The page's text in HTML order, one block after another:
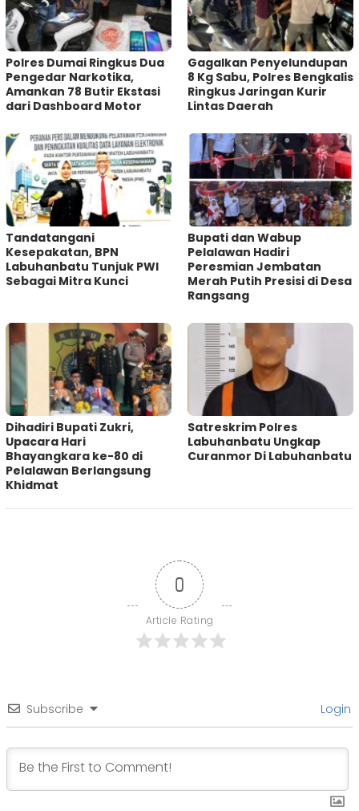
Polres Dumai Ringkus Dua
Pengedar Narkotika,
Amankan 78 Butir Ekstasi
dari Dashboard Motor
Gagalkan Penyelundupan
8 Kg Sabu, Polres Bengkalis
Ringkus Jaringan Kurir
Lintas Daerah
Tandatangani
Kesepakatan, BPN
Labuhanbatu Tunjuk PWI
Sebagai Mitra Kunci
Bupati dan Wabup
Pelalawan Hadiri
Peresmian Jembatan
Merah Putih Presisi di Desa
Rangsang
Dihadiri Bupati Zukri,
Upacara Hari
Bhayangkara ke-80 di
Pelalawan Berlangsung
Khidmat
Satreskrim Polres
Labuhanbatu Ungkap
Curanmor Di Labuhanbatu
0
Article Rating
Subscribe Login